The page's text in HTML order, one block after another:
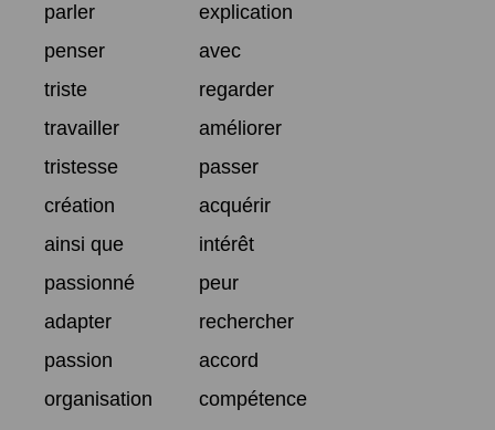
parler
explication
penser
avec
triste
regarder
travailler
améliorer
tristesse
passer
création
acquérir
ainsi que
intérêt
passionné
peur
adapter
rechercher
passion
accord
organisation
compétence